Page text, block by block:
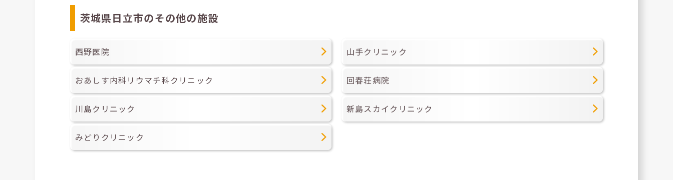
茨城県日立市のその他の施設
西野医院 山手クリニック
おあしす内科リウマチ科クリニック 回春荘病院
川島クリニック 新島スカイクリニック
みどりクリニック